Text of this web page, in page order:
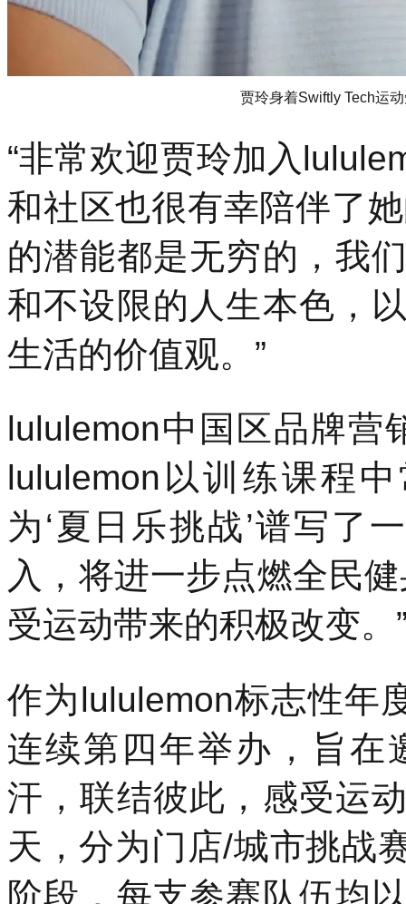
贾玲身着Swiftly Tech运
“非常欢迎贾玲加入
和社区也很有幸陪伴了
的潜能都是无穷的，我
和不设限的人生本色，
生活的价值观。”
lululemon中国区品牌营
lululemon以训练课程
为‘夏日乐挑战’谱写了
入，将进一步点燃全民
受运动带来的积极改变。
作为lululemon标志性年
连续第四年举办，旨在
汗，联结彼此，感受运
天，分为门店/城市挑战
阶段，每支参赛队伍均